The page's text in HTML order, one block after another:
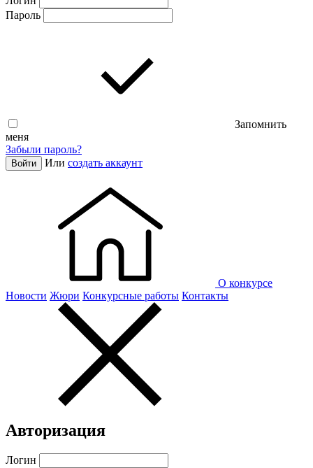
Пароль
Запомнить
меня
Забыли пароль?
Войти Или создать аккаунт
О конкурсе
Новости Жюри Конкурсные работы Контакты
Авторизация
Логин